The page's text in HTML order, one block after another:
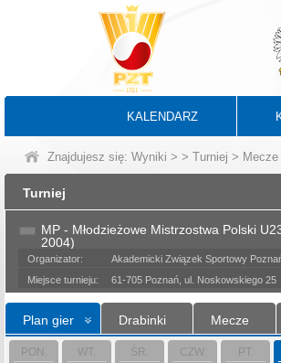
KALENDARZ
Znajdujesz się: Wyniki > > Turniej > Mecze
Turniej
MP - Młodzieżowe Mistrzostwa Polski
2004)
Organizator:
Akademicki Związek Sportowy
Miejsce turnieju:
61-705 Poznań, ul. Noskowskiego 25
Plan gier Drabinki Mecze
PON. WT. ŚR. CZW. PT.